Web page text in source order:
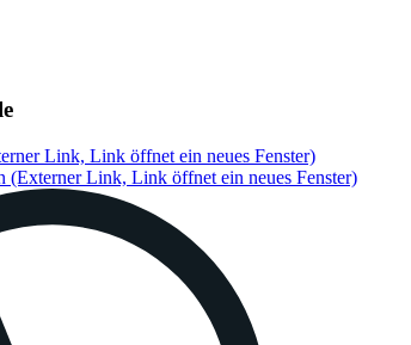
Link, Link öffnet ein neues Fenster)
(Externer Link, Link öffnet ein neues Fenster)